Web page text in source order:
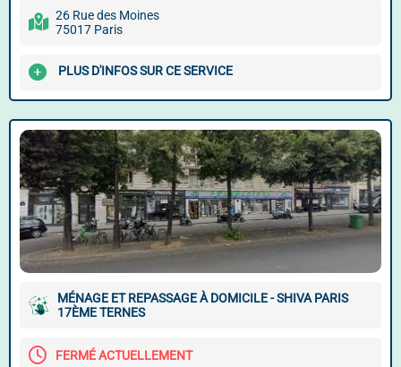
26 Rue des Moines
75017 Paris
PLUS D'INFOS SUR CE SERVICE
MÉNAGE ET REPASSAGE À DOMICILE - SHIVA PARIS
17ÈME TERNES
FERMÉ ACTUELLEMENT